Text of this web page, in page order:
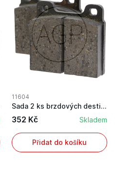
11604
Sada 2 ks brzdových destiček pro nožní brzdu vh...
352 Kč Skladem
Přidat do košíku